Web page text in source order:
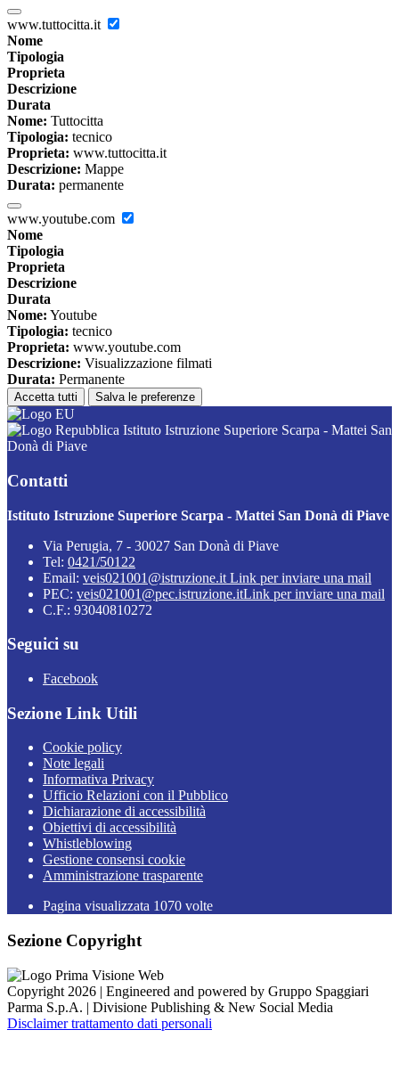
www.tuttocitta.it
Nome
Tipologia
Proprieta
Descrizione
Durata
Nome: Tuttocitta
Tipologia: tecnico
Proprieta: www.tuttocitta.it
Descrizione: Mappe
Durata: permanente
www.youtube.com
Nome
Tipologia
Proprieta
Descrizione
Durata
Nome: Youtube
Tipologia: tecnico
Proprieta: www.youtube.com
Descrizione: Visualizzazione filmati
Durata: Permanente
Accetta tutti Salva le preferenze
Istituto Istruzione Superiore Scarpa - Mattei San
Donà di Piave
Contatti
Istituto Istruzione Superiore Scarpa - Mattei San Donà di Piave
Via Perugia, 7 - 30027 San Donà di Piave
Tel: 0421/50122
Email: veis021001@istruzione.it Link per inviare una mail
PEC: veis021001@pec.istruzione.itLink per inviare una mail
C.F.: 93040810272
Seguici su
Facebook
Sezione Link Utili
Cookie policy
Note legali
Informativa Privacy
Ufficio Relazioni con il Pubblico
Dichiarazione di accessibilità
Obiettivi di accessibilità
Whistleblowing
Gestione consensi cookie
Amministrazione trasparente
Pagina visualizzata 1070 volte
Sezione Copyright
Copyright 2026 | Engineered and powered by Gruppo Spaggiari
Parma S.p.A. | Divisione Publishing & New Social Media
Disclaimer trattamento dati personali